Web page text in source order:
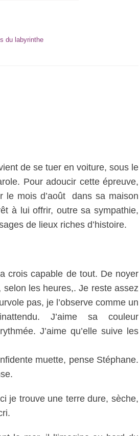
du labyrinthe
de se tuer en voiture, sous le
Pour adoucir cette épreuve,
le mois d’août dans sa maison
à lui offrir, outre sa sympathie,
de lieux riches d’histoire.
crois capable de tout. De noyer
les heures,. Je reste assez
pas, je l’observe comme un
J’aime sa couleur
J’aime qu’elle suive les
muette, pense Stéphane.
je trouve une terre dure, sèche,